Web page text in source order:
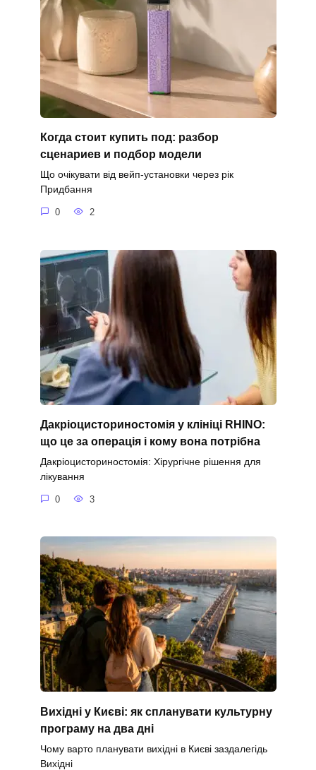
Когда стоит купить под: разбор
сценариев и подбор модели
Що очікувати від вейп-установки через рік
Придбання
0 2
Дакріоцисториностомія у клініці RHINO:
що це за операція і кому вона потрібна
Дакріоцисториностомія: Хірургічне рішення для
лікування
0 3
Вихідні у Києві: як спланувати культурну
програму на два дні
Чому варто планувати вихідні в Києві заздалегідь
Вихідні